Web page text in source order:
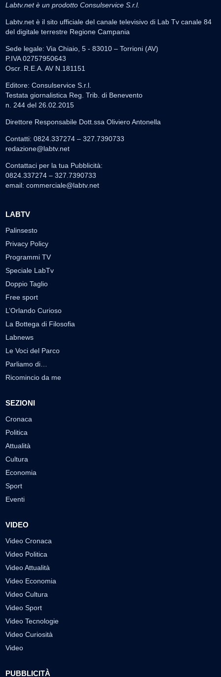
Labtv.net è un prodotto Consulservice S.r.l.
Labtv.net è il sito ufficiale del canale televisivo di Lab Tv canale 84
del digitale terrestre Regione Campania
Sede legale: Via Chiaio, 5 - 83010 – Torrioni (AV)
P.IVA 02757950643
Oscr. R.E.A. AV N.181151
Editore: Consulservice S.r.l.
Testata giornalistica Reg. Trib. di Benevento
n. 244 del 26.02.2015
Direttore Responsabile Dott.ssa Oliviero Antonella
Contatti: 0824.337274 – 327.7390733
redazione@labtv.net
Contattaci per la tua Pubblicità:
0824.337274 – 327.7390733
email: commerciale@labtv.net
LABTV
Palinsesto
Privacy Policy
Programmi TV
Speciale LabTv
Doppio Taglio
Free sport
L’Orlando Curioso
La Bottega di Filosofia
Labnews
Le Voci del Parco
Parliamo di…
Ricomincio da me
SEZIONI
Cronaca
Politica
Attualità
Cultura
Economia
Sport
Eventi
VIDEO
Video Cronaca
Video Politica
Video Attualità
Video Economia
Video Cultura
Video Sport
Video Tecnologie
Video Curiosità
Video
PUBBLICITÀ